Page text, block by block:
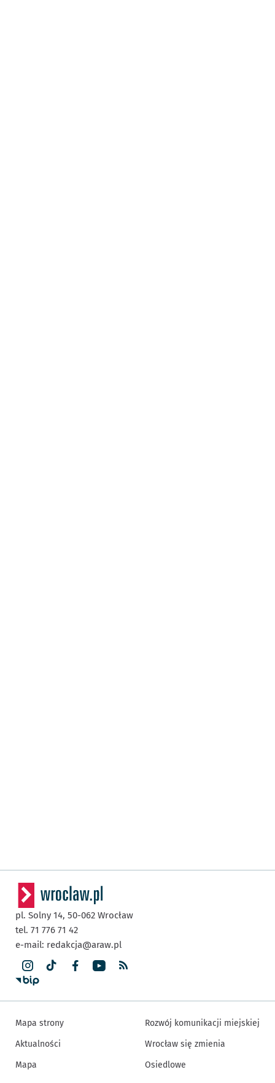
pl. Solny 14, 50-062 Wrocław
tel. 71 776 71 42
e-mail: redakcja@araw.pl
Mapa strony
Aktualności
Mapa
Rozwój komunikacji miejskiej
Wrocław się zmienia
Osiedlowe